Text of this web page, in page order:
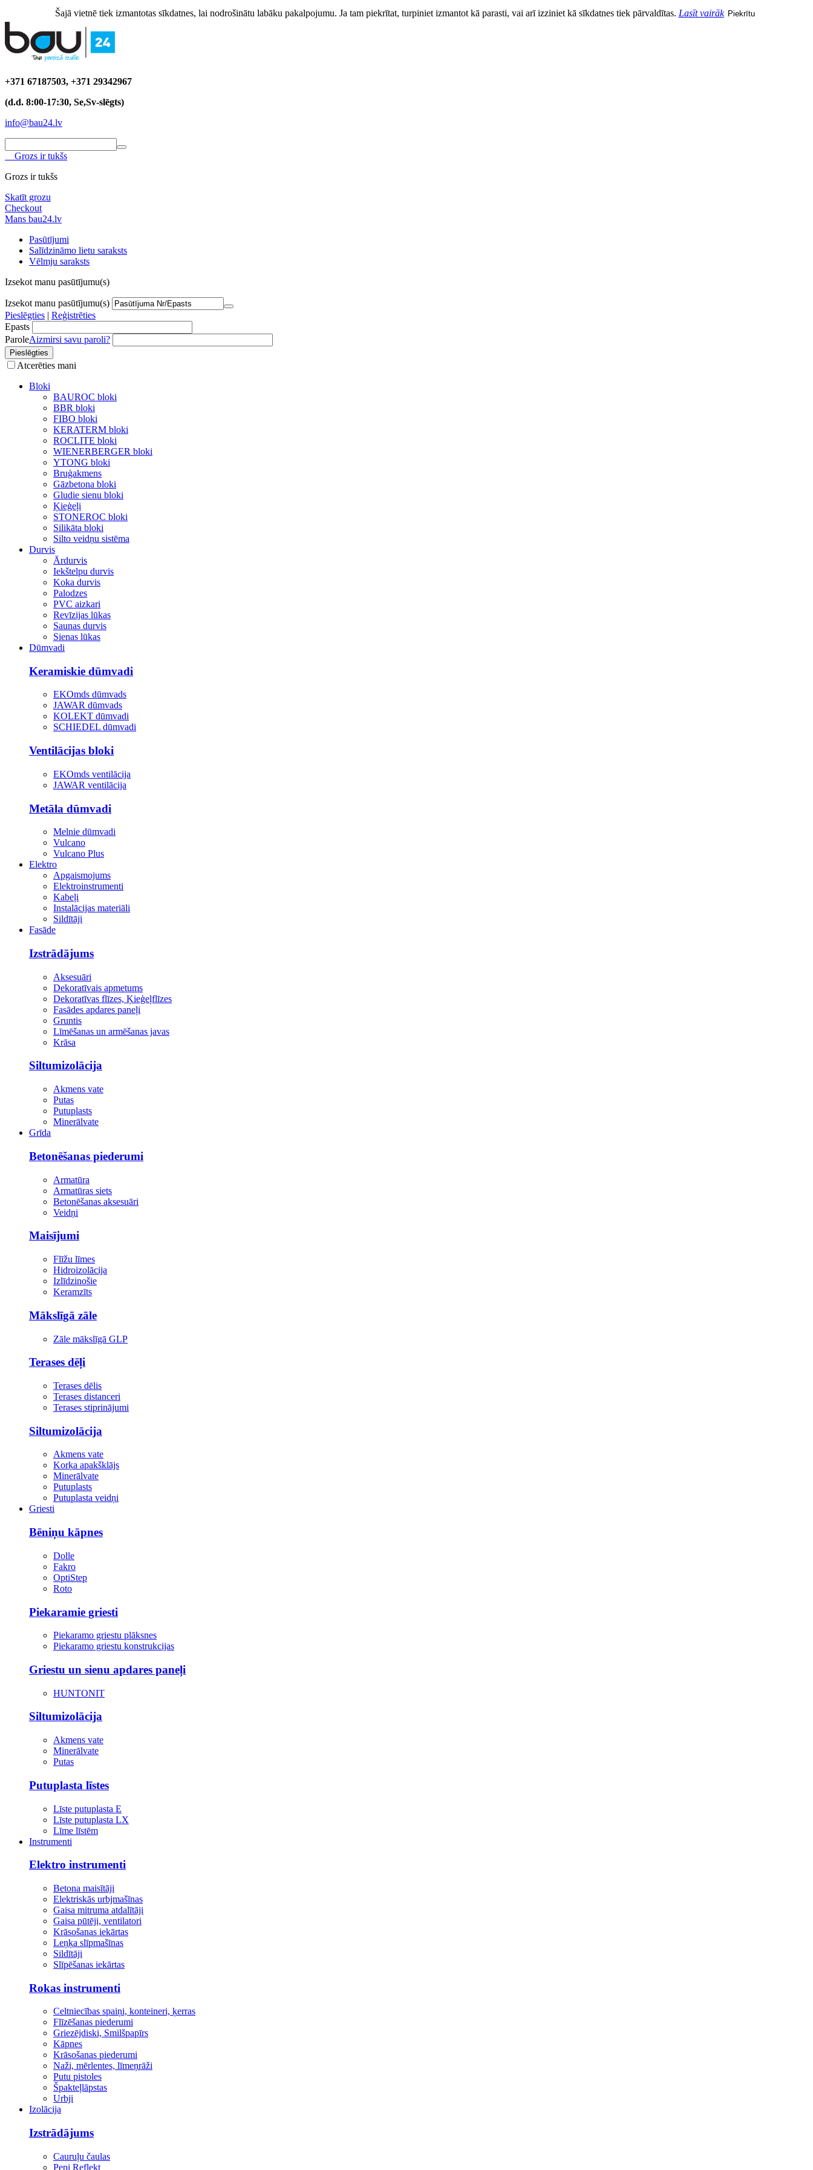
Šajā vietnē tiek izmantotas sīkdatnes, lai nodrošinātu labāku pakalpojumu. Ja tam piekrītat, turpiniet izmantot kā parasti, vai arī izziniet kā sīkdatnes tiek pārvaldītas. Lasīt vairāk Piekrītu
+371 67187503, +371 29342967
(d.d. 8:00-17:30, Se,Sv-slēgts)
info@bau24.lv
Grozs ir tukšs
Grozs ir tukšs
Skatīt grozu
Checkout
Mans bau24.lv
Pasūtījumi
Salīdzināmo lietu saraksts
Vēlmju saraksts
Izsekot manu pasūtījumu(s)
Izsekot manu pasūtījumu(s)
Pieslēgties | Reģistrēties
Epasts
ParoleAizmirsi savu paroli?
Atcerēties mani
Bloki
BAUROC bloki
BBR bloki
FIBO bloki
KERATERM bloki
ROCLITE bloki
WIENERBERGER bloki
YTONG bloki
Bruģakmens
Gāzbetona bloki
Gludie sienu bloki
Ķieģeļi
STONEROC bloki
Silikāta bloki
Silto veidņu sistēma
Durvis
Ārdurvis
Iekštelpu durvis
Koka durvis
Palodzes
PVC aizkari
Revīzijas lūkas
Saunas durvis
Sienas lūkas
Dūmvadi
Keramiskie dūmvadi
EKOmds dūmvads
JAWAR dūmvads
KOLEKT dūmvadi
SCHIEDEL dūmvadi
Ventilācijas bloki
EKOmds ventilācija
JAWAR ventilācija
Metāla dūmvadi
Melnie dūmvadi
Vulcano
Vulcano Plus
Elektro
Apgaismojums
Elektroinstrumenti
Kabeļi
Instalācijas materiāli
Sildītāji
Fasāde
Izstrādājums
Aksesuāri
Dekoratīvais apmetums
Dekoratīvas flīzes, Ķieģeļflīzes
Fasādes apdares paneļi
Gruntis
Līmēšanas un armēšanas javas
Krāsa
Siltumizolācija
Akmens vate
Putas
Putuplasts
Minerālvate
Grīda
Betonēšanas piederumi
Armatūra
Armatūras siets
Betonēšanas aksesuāri
Veidņi
Maisījumi
Flīžu līmes
Hidroizolācija
Izlīdzinošie
Keramzīts
Mākslīgā zāle
Zāle mākslīgā GLP
Terases dēļi
Terases dēlis
Terases distanceri
Terases stiprinājumi
Siltumizolācija
Akmens vate
Korķa apakšklājs
Minerālvate
Putuplasts
Putuplasta veidņi
Griesti
Bēniņu kāpnes
Dolle
Fakro
OptiStep
Roto
Piekaramie griesti
Piekaramo griestu plāksnes
Piekaramo griestu konstrukcijas
Griestu un sienu apdares paneļi
HUNTONIT
Siltumizolācija
Akmens vate
Minerālvate
Putas
Putuplasta līstes
Līste putuplasta E
Līste putuplasta LX
Līme līstēm
Instrumenti
Elektro instrumenti
Betona maisītāji
Elektriskās urbjmašīnas
Gaisa mitruma atdalītāji
Gaisa pūtēji, ventilatori
Krāsošanas iekārtas
Leņķa slīpmašīnas
Sildītāji
Slīpēšanas iekārtas
Rokas instrumenti
Celtniecības spaiņi, konteineri, ķerras
Flīzēšanas piederumi
Griezējdiski, Smilšpapīrs
Kāpnes
Krāsošanas piederumi
Naži, mērlentes, līmeņrāži
Putu pistoles
Špakteļlāpstas
Urbji
Izolācija
Izstrādājums
Cauruļu čaulas
Pepi Reflekt